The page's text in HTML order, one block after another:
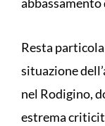
Resta
situazione
nel Rodigino,
estrema